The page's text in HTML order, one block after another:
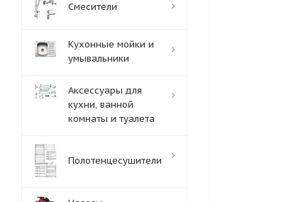
Смесители
Кухонные мойки и
умывальники
Аксессуары для
кухни, ванной
комнаты и туалета
Полотенцесушители